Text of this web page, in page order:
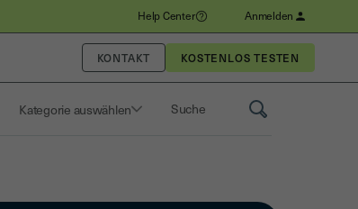
Help Center Anmelden
KONTAKT
Kategorie auswählen Saisissez un terme pour